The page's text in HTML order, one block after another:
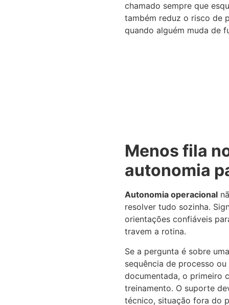
chamado sempre que
também reduz o risco de
quando alguém muda de
Menos fila
autonomia
Autonomia operacional
resolver tudo sozinha.
orientações confiáveis
travem a rotina.
Se a pergunta é sobre
sequência de processo
documentada, o primeiro
treinamento. O suporte
técnico, situação fora do